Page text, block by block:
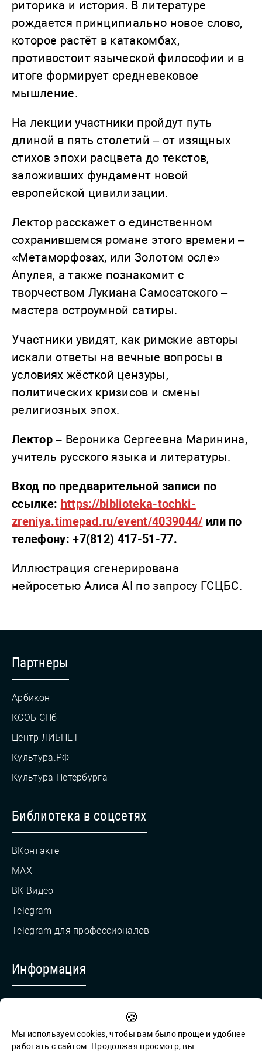
риторика и история. В литературе
рождается принципиально новое слово,
которое растёт в катакомбах,
противостоит языческой философии и в
итоге формирует средневековое
мышление.
На лекции участники пройдут путь
длиной в пять столетий – от изящных
стихов эпохи расцвета до текстов,
заложивших фундамент новой
европейской цивилизации.
Лектор расскажет о единственном
сохранившемся романе этого времени –
«Метаморфозах, или Золотом осле»
Апулея, а также познакомит с
творчеством Лукиана Самосатского –
мастера остроумной сатиры.
Участники увидят, как римские авторы
искали ответы на вечные вопросы в
условиях жёсткой цензуры,
политических кризисов и смены
религиозных эпох.
Лектор – Вероника Сергеевна Маринина,
учитель русского языка и литературы.
Вход по предварительной записи по
ссылке: https://biblioteka-tochki-
zreniya.timepad.ru/event/4039044/ или по
телефону: +7(812) 417-51-77.
Иллюстрация сгенерирована
нейросетью Алиса AI по запросу ГСЦБС.
Партнеры
Арбикон
КСОБ СПб
Центр ЛИБНЕТ
Культура.РФ
Культура Петербурга
Библиотека в соцсетях
ВКонтакте
MAX
ВК Видео
Telegram
Telegram для профессионалов
Информация
Обратная связь для сообщений о фактах коррупции
🍪
Мы используем cookies, чтобы вам было проще и удобнее
работать с сайтом. Продолжая просмотр, вы